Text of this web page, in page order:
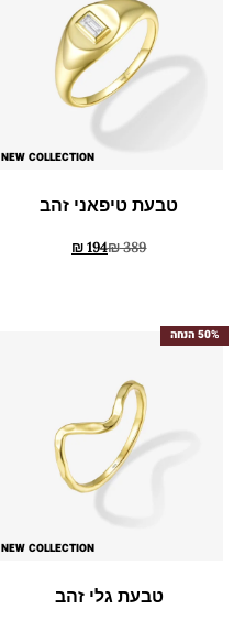
NEW COLLECTION
טבעת טיפאני זהב
₪389
₪194
50% הנחה
NEW COLLECTION
טבעת גלי זהב